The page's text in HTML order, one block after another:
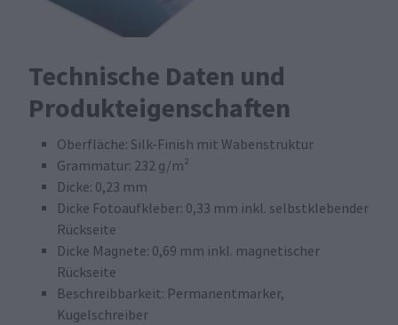
Technische Daten und
Produkteigenschaften
Oberfläche: Silk-Finish mit Wabenstruktur
Grammatur: 232 g/m²
Dicke: 0,23 mm
Dicke Fotoaufkleber: 0,33 mm inkl. selbstklebender
Rückseite
Dicke Magnete: 0,69 mm inkl. magnetischer
Rückseite
Beschreibbarkeit: Permanentmarker,
Kugelschreiber